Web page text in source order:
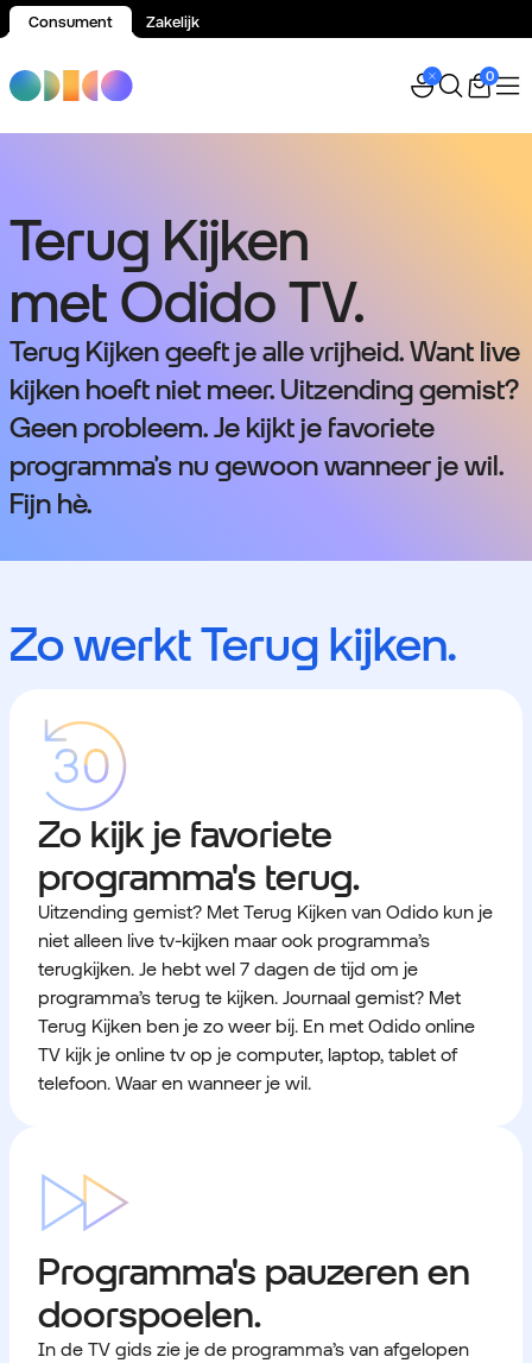
Consument Zakelijk
0
Terug Kijken
met Odido TV.
Terug Kijken geeft je alle vrijheid. Want live
kijken hoeft niet meer. Uitzending gemist?
Geen probleem. Je kijkt je favoriete
programma’s nu gewoon wanneer je wil.
Fijn hè.
Zo werkt Terug kijken.
Zo kijk je favoriete
programma's terug.
Uitzending gemist? Met Terug Kijken van Odido kun je
niet alleen live tv-kijken maar ook programma’s
terugkijken. Je hebt wel 7 dagen de tijd om je
programma’s terug te kijken. Journaal gemist? Met
Terug Kijken ben je zo weer bij. En met Odido online
TV kijk je online tv op je computer, laptop, tablet of
telefoon. Waar en wanneer je wil.
Programma's pauzeren en
doorspoelen.
In de TV gids zie je de programma’s van afgelopen